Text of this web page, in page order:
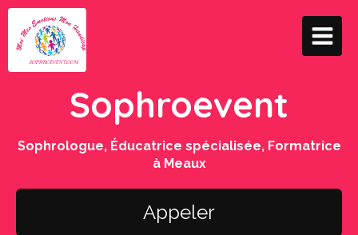
Sophroevent
Sophrologue, Éducatrice spécialisée, Formatrice
à Meaux
Appeler